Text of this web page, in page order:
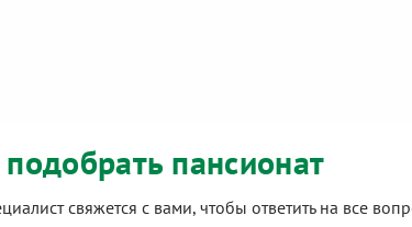
подобрать пансионат
свяжется с вами, чтобы ответить на все